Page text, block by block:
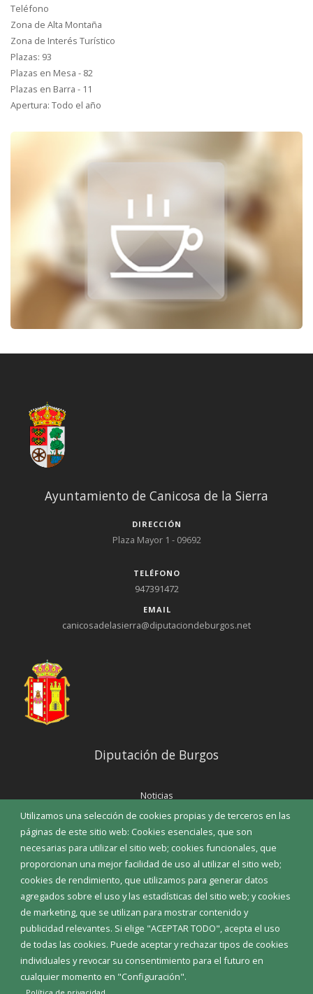
Teléfono
Zona de Alta Montaña
Zona de Interés Turístico
Plazas: 93
Plazas en Mesa - 82
Plazas en Barra - 11
Apertura: Todo el año
Utilizamos una selección de cookies propias y de terceros en las
páginas de este sitio web: Cookies esenciales, que son
necesarias para utilizar el sitio web; cookies funcionales, que
proporcionan una mejor facilidad de uso al utilizar el sitio web;
cookies de rendimiento, que utilizamos para generar datos
agregados sobre el uso y las estadísticas del sitio web; y cookies
de marketing, que se utilizan para mostrar contenido y
publicidad relevantes. Si elige "ACEPTAR TODO", acepta el uso
de todas las cookies. Puede aceptar y rechazar tipos de cookies
individuales y revocar su consentimiento para el futuro en
cualquier momento en "Configuración".
Ayuntamiento de Canicosa de la Sierra
DIRECCIÓN
Plaza Mayor 1 - 09692
TELÉFONO
947391472
EMAIL
canicosadelasierra@diputaciondeburgos.net
Diputación de Burgos
Noticias
Eventos
Corporación Municipal
Teléfonos de interés
INICIAR SESIÓN
MAPA WEB